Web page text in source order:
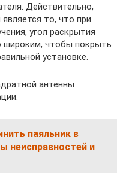
Действительно,
то, что при
угол раскрытия
широким, чтобы покрыть
установке.
антенны
паяльник в
неисправностей и